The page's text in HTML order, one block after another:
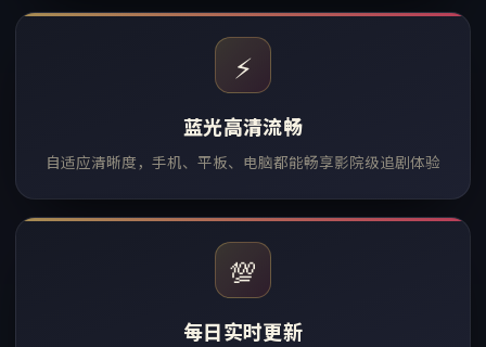
⚡
蓝光高清流畅
自适应清晰度，手机、平板、电脑都能畅享影院级追剧体验
💯
每日实时更新